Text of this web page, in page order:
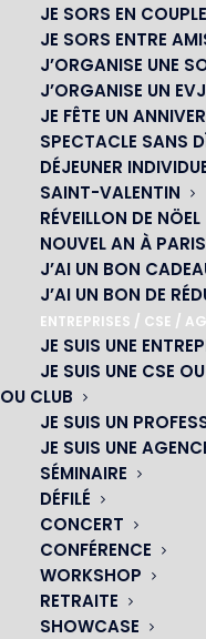
JE SORS EN COUPLE
JE SORS ENTRE
J’ORGANISE UNE
J’ORGANISE UN
JE FÊTE UN
SPECTACLE SANS
DÉJEUNER
SAINT-VALENTIN
RÉVEILLON DE NÖEL
NOUVEL AN À PARIS
J’AI UN BON
J’AI UN BON DE
ENTREPRISES / CSE /
JE SUIS UNE
JE SUIS UNE CSE
OU CLUB
JE SUIS UN
JE SUIS UNE
SÉMINAIRE
DÉFILÉ
CONCERT
CONFÉRENCE
WORKSHOP
RETRAITE
SHOWCASE
modernes séduisent
visiteurs en quête
Paris by
Paris est connue
nocturne. Que vous
famille, les
Mais aujourd’hui,
simple dîner ou
expériences
en plus de place
Une idée de